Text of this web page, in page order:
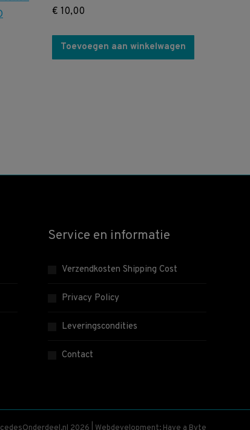
€ 10,00
Toevoegen aan winkelwagen
Service en informatie
Verzendkosten Shipping Cost
Privacy Policy
Leveringscondities
Contact
2026 | Webdevelopment: Have a Byte